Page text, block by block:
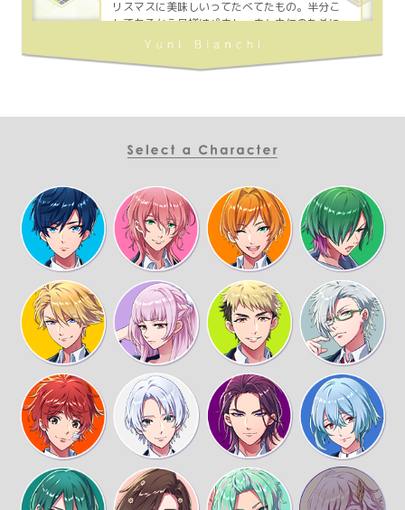
リスマスに美味しいってたべてたもの。半分こ
してあるから兄様はパネトーネと由仁のために
早くかえってきて
これは今日のなかでいちばん嬉しかったこと
由仁が嬉しいなら俺も嬉しいですよ
兄様！
貝殻、兄様にも見てほしい
どんな大きさですか？